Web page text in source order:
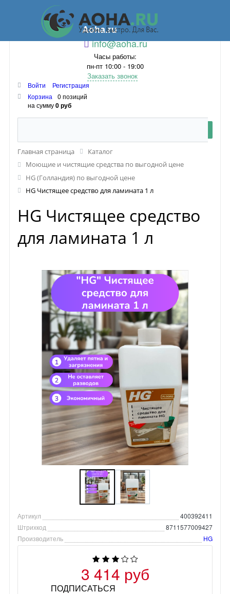
Aoha.ru
info@aoha.ru
Часы работы:
пн-пт 10:00 - 19:00
Заказать звонок
Войти
Регистрация
Корзина
0 позиций
на сумму0 руб
Главная страница
Каталог
Моющие и чистящие средства по выгодной цене
HG (Голландия) по выгодной цене
HG Чистящее средство для ламината 1 л
HG Чистящее средство
для ламината 1 л
Артикул
400392411
Штрихкод
8711577009427
Производитель
HG
3 414 руб
ПОДПИСАТЬСЯ